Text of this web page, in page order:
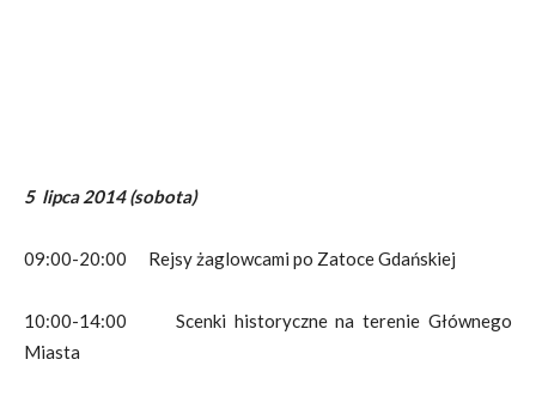
5 lipca 2014 (sobota)
09:00-20:00 Rejsy żaglowcami po Zatoce Gdańskiej
10:00-14:00 Scenki historyczne na terenie Głównego
Miasta